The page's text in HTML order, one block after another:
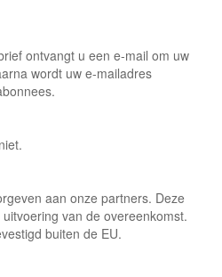
ontvangt u een e-mail om uw
wordt uw e-mailadres
aan onze partners. Deze
van de overeenkomst.
buiten de EU.